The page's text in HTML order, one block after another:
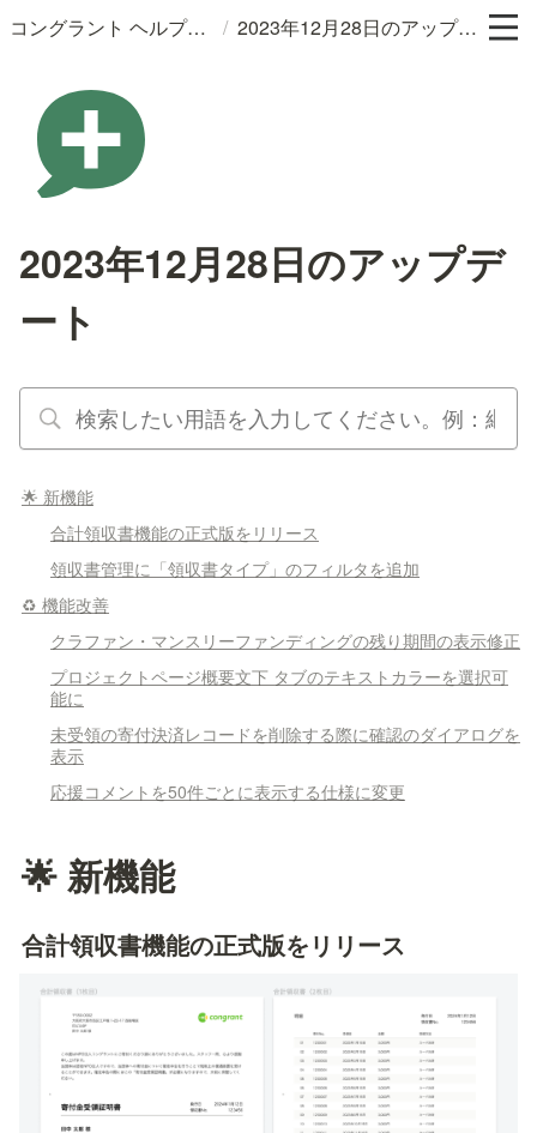
コングラント ヘルプサイト / 2023年12月28日のアップデート
2023年12月28日のアップデ
ート
🌟 新機能
合計領収書機能の正式版をリリース
領収書管理に「領収書タイプ」のフィルタを追加
♻️ 機能改善
クラファン・マンスリーファンディングの残り期間の表示修正
プロジェクトページ概要文下 タブのテキストカラーを選択可
能に
未受領の寄付決済レコードを削除する際に確認のダイアログを
表示
応援コメントを50件ごとに表示する仕様に変更
🌟 新機能
合計領収書機能の正式版をリリース